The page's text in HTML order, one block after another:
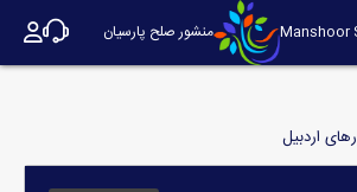
منشور صلح پارسیان Manshoor
اردبیل